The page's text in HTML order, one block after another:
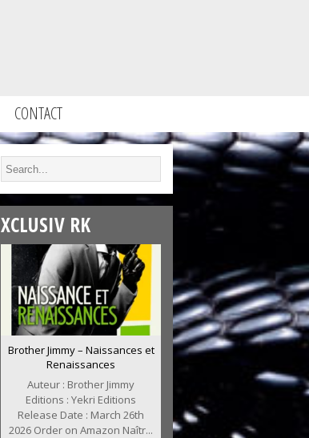
CONTACT
XCLUSIV RK
Brother Jimmy – Naissances et
Renaissances
Auteur : Brother Jimmy
Editions : Yekri Editions
Release Date : March 26th
2026 Order on Amazon Naîtr...